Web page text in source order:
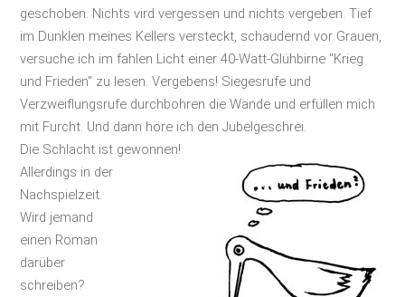
geschoben. Nichts vird vergessen und nichts vergeben. Tief
im Dunklen meines Kellers versteckt, schaudernd vor Grauen,
versuche ich im fahlen Licht einer 40-Watt-Glühbirne "Krieg
und Frieden" zu lesen. Vergebens! Siegesrufe und
Verzweiflungsrufe durchbohren die Wände und erfüllen mich
mit Furcht. Und dann höre ich den Jubelgeschrei.
Die Schlacht ist gewonnen!
Allerdings in der
Nachspielzeit.
Wird jemand
einen Roman
darüber
schreiben?